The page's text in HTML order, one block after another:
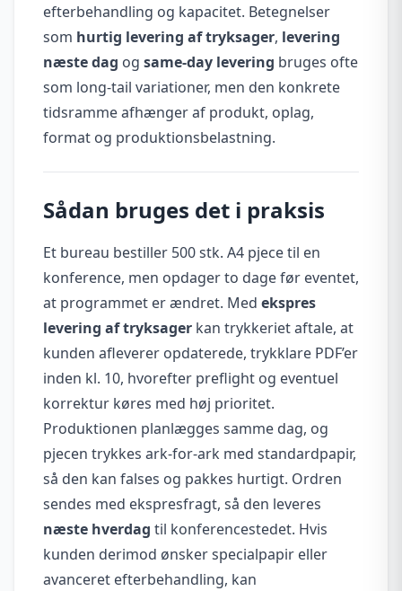
efterbehandling og kapacitet. Betegnelser
som hurtig levering af tryksager, levering
næste dag og same-day levering bruges ofte
som long-tail variationer, men den konkrete
tidsramme afhænger af produkt, oplag,
format og produktionsbelastning.
Sådan bruges det i praksis
Et bureau bestiller 500 stk. A4 pjece til en
konference, men opdager to dage før eventet,
at programmet er ændret. Med ekspres
levering af tryksager kan trykkeriet aftale, at
kunden afleverer opdaterede, trykklare PDF’er
inden kl. 10, hvorefter preflight og eventuel
korrektur køres med høj prioritet.
Produktionen planlægges samme dag, og
pjecen trykkes ark-for-ark med standardpapir,
så den kan falses og pakkes hurtigt. Ordren
sendes med ekspresfragt, så den leveres
næste hverdag til konferencestedet. Hvis
kunden derimod ønsker specialpapir eller
avanceret efterbehandling, kan